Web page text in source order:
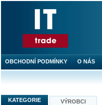
KATEGORIE VÝROBCI
OBCHODNÍ PODMÍNKY O NÁS